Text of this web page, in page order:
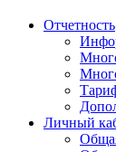
Отчетность
Личный